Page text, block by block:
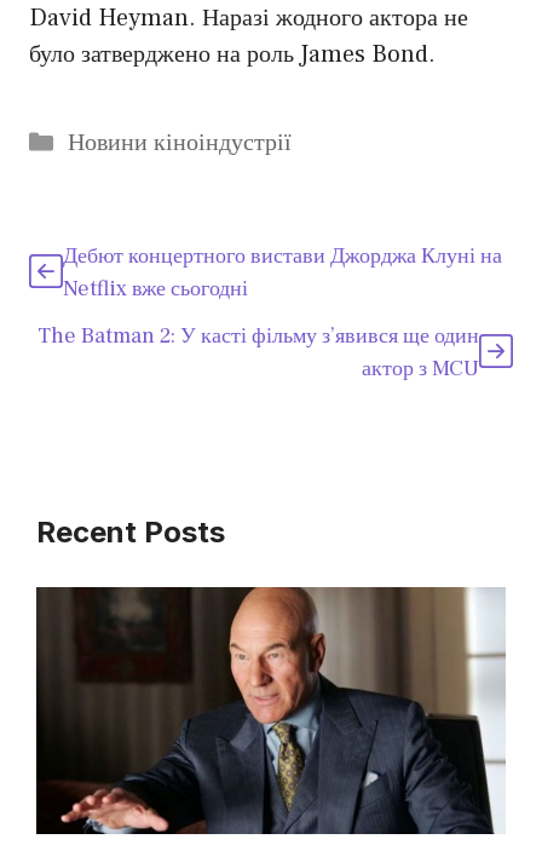
David Heyman. Наразі жодного актора не
було затверджено на роль James Bond.
Категорії
Новини кіноіндустрії
Дебют концертного вистави Джорджа Клуні на
Netflix вже сьогодні
The Batman 2: У касті фільму з’явився ще один
актор з MCU
Recent Posts